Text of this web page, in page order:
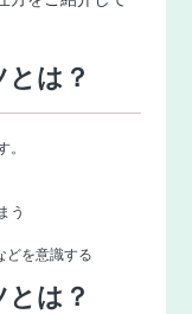
は？
う
どを意識する
は？